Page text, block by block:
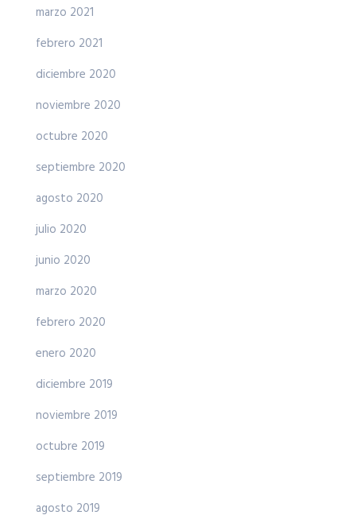
marzo 2021
febrero 2021
diciembre 2020
noviembre 2020
octubre 2020
septiembre 2020
agosto 2020
julio 2020
junio 2020
marzo 2020
febrero 2020
enero 2020
diciembre 2019
noviembre 2019
octubre 2019
septiembre 2019
agosto 2019